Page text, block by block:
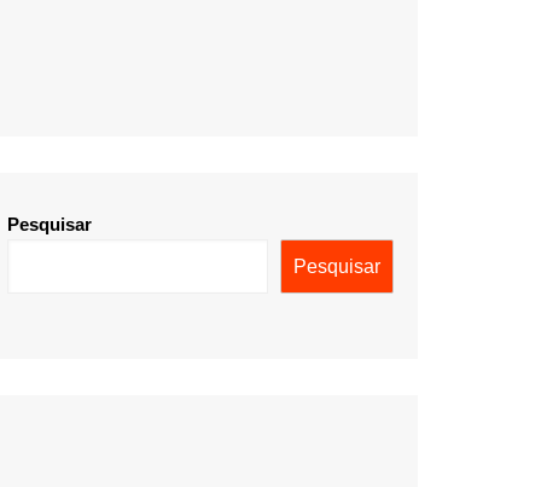
Pesquisar
Pesquisar